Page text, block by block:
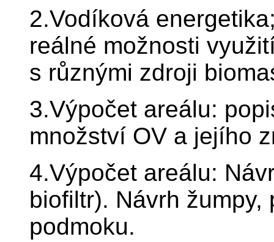
2.Vodíková
reálné možnosti
s různými zdroji
3.Výpočet areálu:
množství OV a jejího
4.Výpočet areálu:
biofiltr). Návrh
podmoku.